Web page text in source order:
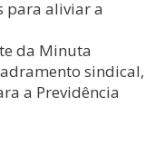
para aliviar a
da Minuta
sindical,
a Previdência